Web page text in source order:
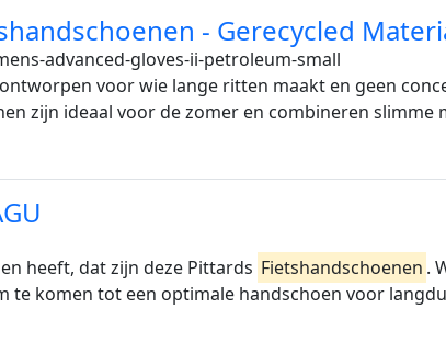
- Gerecycled
advanced-gloves-ii-petroleum-small
voor wie lange ritten maakt en geen
zijn ideaal voor de zomer en combineren
heeft, dat zijn deze Pittards Fietshandschoenen .
komen tot een optimale handschoen voor